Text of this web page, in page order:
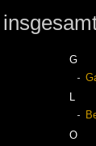
G
L
O